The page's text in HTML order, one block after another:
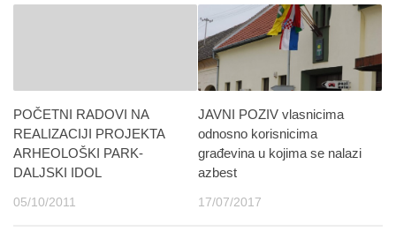
POČETNI RADOVI NA
REALIZACIJI PROJEKTA
ARHEOLOŠKI PARK-
DALJSKI IDOL
05/10/2011
JAVNI POZIV vlasnicima
odnosno korisnicima
građevina u kojima se nalazi
azbest
17/07/2017